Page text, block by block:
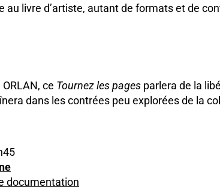
au livre d’artiste, autant de formats et de
, ce Tournezles pages parlera de la
dans les contrées peu explorées de la
documentation